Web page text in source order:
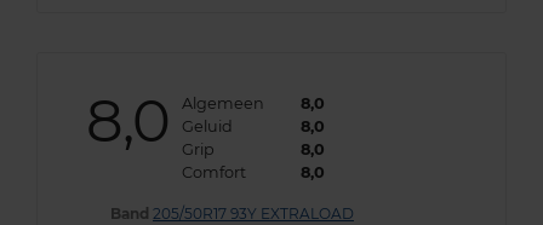
8,0 Algemeen
8,0
Geluid
8,0
Grip
8,0
Comfort
8,0
Band 205/50R17 93Y EXTRALOAD